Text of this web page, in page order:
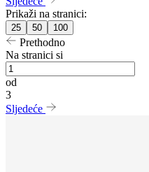
Prikaži na stranici:
25 50 100
Prethodno
Na stranici si
od
3
Sljedeće